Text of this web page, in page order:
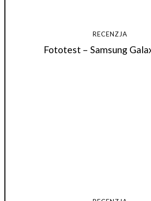
RECENZJA
Fototest – Samsung